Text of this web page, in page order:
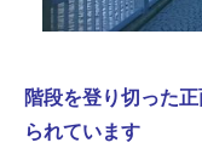
階段を登り切った
られています